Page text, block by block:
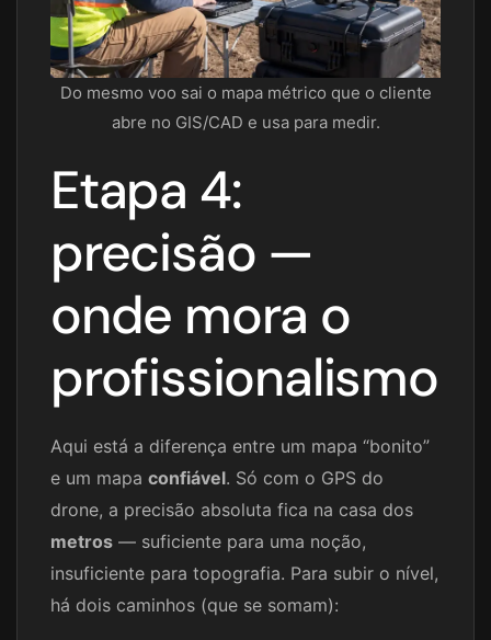
Do mesmo voo sai o mapa métrico que o cliente
abre no GIS/CAD e usa para medir.
Etapa 4:
precisão —
onde mora o
profissionalismo
Aqui está a diferença entre um mapa “bonito”
e um mapa confiável. Só com o GPS do
drone, a precisão absoluta fica na casa dos
metros — suficiente para uma noção,
insuficiente para topografia. Para subir o nível,
há dois caminhos (que se somam):